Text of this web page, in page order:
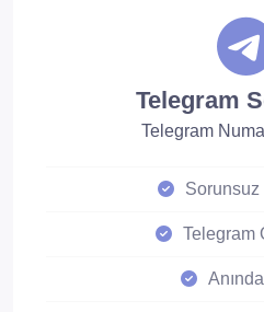
Telegram
Telegram
Sorunsuz
Telegram